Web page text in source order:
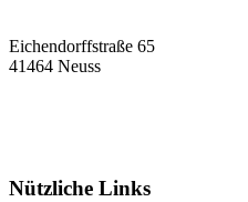
Eichendorffstraße 65
41464 Neuss
Nützliche Links